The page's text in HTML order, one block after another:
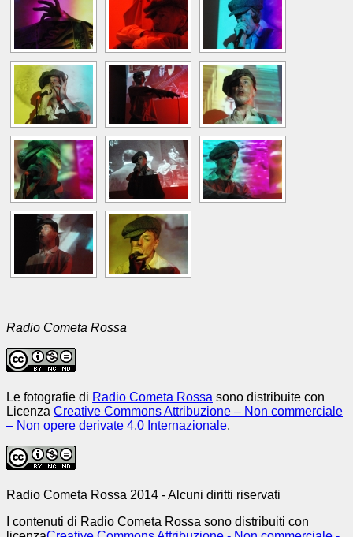
Radio Cometa Rossa
Le fotografie di Radio Cometa Rossa sono distribuite con
Licenza Creative Commons Attribuzione – Non commerciale
– Non opere derivate 4.0 Internazionale.
Radio Cometa Rossa 2014 - Alcuni diritti riservati
I contenuti di Radio Cometa Rossa sono distribuiti con